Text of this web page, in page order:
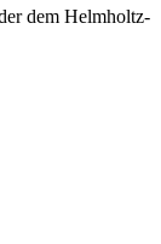
dem Helmholtz-